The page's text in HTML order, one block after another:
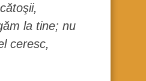
la tine; nu
ceresc,